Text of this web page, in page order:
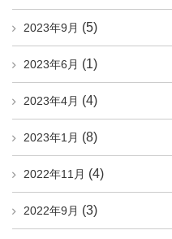
2023年9月 (5)
2023年6月 (1)
2023年4月 (4)
2023年1月 (8)
2022年11月 (4)
2022年9月 (3)